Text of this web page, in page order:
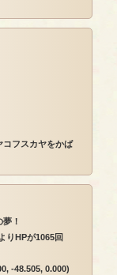
コフスカヤをかば
！
りHPが1065回
-48.505, 0.000)